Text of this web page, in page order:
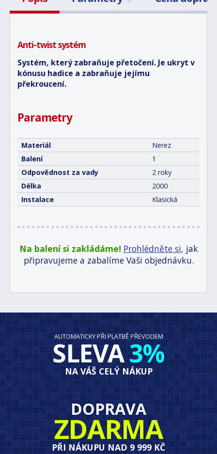
Anti-twist systém
Systém, který zabraňuje přetočení. Je ukryt v
kónusu hadice a zabraňuje jejímu
překroucení.
Parametry
Materiál
Nerez
Balení
1
Odpovědnost za vady
2 roky
Délka
2000
Instalace
Klasická
Na balení si zakládáme! Prohlédněte si, jak
připravujeme a zabalíme Vaši objednávku.
AUTOMATICKY PŘI PLATBĚ PŘEVODEM
SLEVA3%
NA VÁŠ CELÝ NÁKUP
DOPRAVA
ZDARMA
PŘI NÁKUPU NAD 9 999 KČ